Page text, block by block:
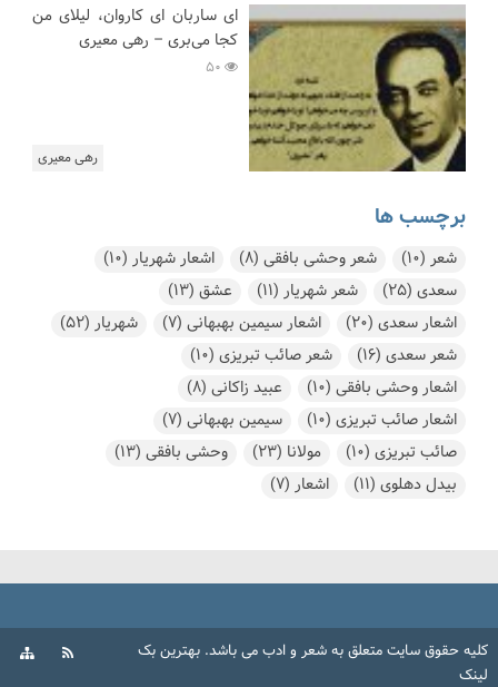
رهی معیری
ای ساربان ای کاروان، لیلای من
کجا می‌بری – رهی معیری
برچسب ها
شعر(10) شعر وحشی بافقی(8) اشعار شهریار(10)
سعدی(25) شعر شهریار(11) عشق(13)
اشعار سعدی(20) اشعار سیمین بهبهانی(7) شهریار(52)
شعر سعدی(16) شعر صائب تبریزی(10)
اشعار وحشی بافقی(10) عبید زاکانی(8)
اشعار صائب تبریزی(10) سیمین بهبهانی(7)
صائب تبریزی(10) مولانا (23) وحشی بافقی(13)
بیدل دهلوی(11) اشعار(7)
کلیه حقوق سایت متعلق بهشعر و ادبمی باشد. بهترین بک
لینک